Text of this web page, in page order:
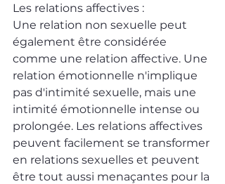
Les relations affectives :
Une relation non sexuelle peut
également être considérée
comme une relation affective. Une
relation émotionnelle n'implique
pas d'intimité sexuelle, mais une
intimité émotionnelle intense ou
prolongée. Les relations affectives
peuvent facilement se transformer
en relations sexuelles et peuvent
être tout aussi menaçantes pour la